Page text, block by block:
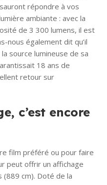
répondre à vos
ambiante : avec la
de 3 300 lumens, il est
nous également dit qu’il
source lumineuse de sa
18 ans de
retour sur
c’est encore
film préféré ou pour faire
peut offrir un affichage
cm). Doté de la